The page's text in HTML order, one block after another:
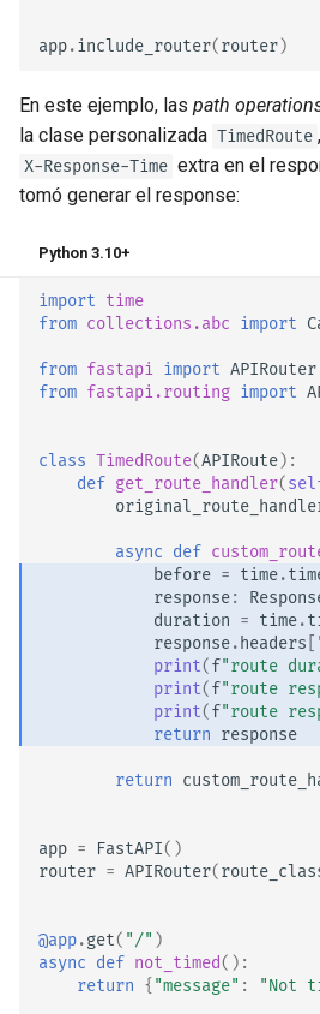
app.include_router(router)
En este ejemplo, las path
la clase personalizada TimedRoute
X-Response-Time extra en el
tomó generar el response:
Python 3.10+
import time
from collections.abc import
from fastapi import APIRouter
from fastapi.routing import
class TimedRoute(APIRoute):
def get_route_handler(
async def
before = time.
response:
duration = time.
response.headers
print(f"route
print(f"route
print(f"route
return response
return
app = FastAPI()
router = APIRouter(
@app.get( "/" )
async def not_timed():
return { "message" : "Not